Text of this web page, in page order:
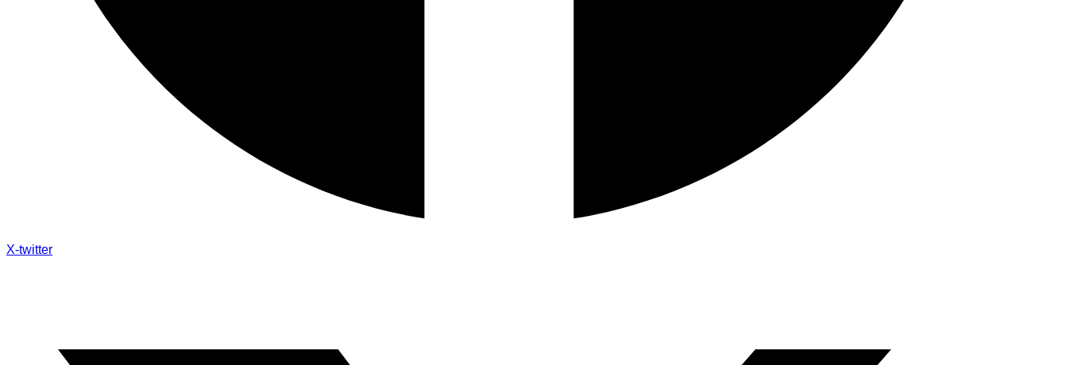
X-twitter